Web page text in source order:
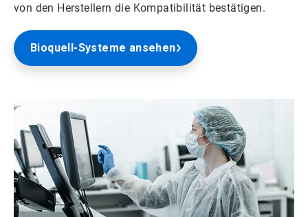
von den Herstellern die Kompatibilität bestätigen.
Bioquell-Systeme ansehen